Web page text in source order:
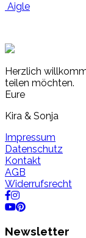
Aigle
Herzlich
teilen möchten.
Eure
Kira & Sonja
Impressum
Datenschutz
Kontakt
AGB
Widerrufsrecht
Newsletter